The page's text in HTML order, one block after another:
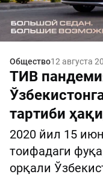
Общество12 августа
ТИВ
тартиби
2020 йил 15
тоифадаги
орқали